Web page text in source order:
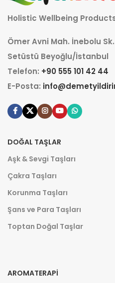
Holistic Wellbeing
Ömer Avni Mah. İnebolu
Setüstü Beyoğlu/İstanbul
Telefon: +90 555 101 42 44
E-Posta:
DOĞAL TAŞLAR
Aşk & Sevgi Taşları
Çakra Taşları
Korunma Taşları
Şans ve Para Taşları
Toptan Doğal Taşlar
AROMATERAPI